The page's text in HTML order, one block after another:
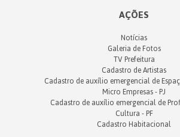
AÇÕES
Notícias
Galeria de Fotos
TV Prefeitura
Cadastro de Artistas
Cadastro de auxílio emergencial de
Micro Empresas - PJ
Cadastro de auxílio emergencial de
Cultura - PF
Cadastro Habitacional